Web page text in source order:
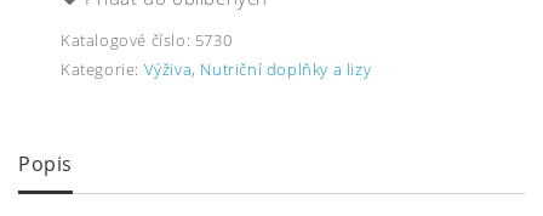
Katalogové číslo: 5730
Kategorie: Výživa, Nutriční doplňky a lizy
Popis